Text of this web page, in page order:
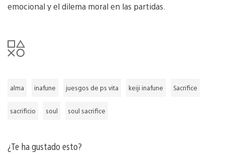
emocional y el dilema moral en las partidas.
alma inafune juesgos de ps vita keiji inafune Sacrifice
sacrificio soul soul sacrifice
¿Te ha gustado esto?